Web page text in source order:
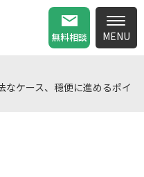
無料相談
なケース、穏便に進めるポイ